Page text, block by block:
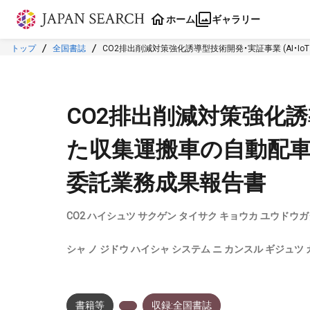
本文に飛ぶ
ホーム ギャラリー
トップ 全国書誌 CO2排出削減対策強化誘導型技術開発・実証事業 (AI・
CO2排出削減対策強化
た収集運搬車の自動配
委託業務成果報告書
CO2 ハイシュツ サクゲン タイサク キョウカ ユウドウ
シャ ノ ジドウ ハイシャ システム ニ カンスル ギジュ
書籍等 収録:全国書誌